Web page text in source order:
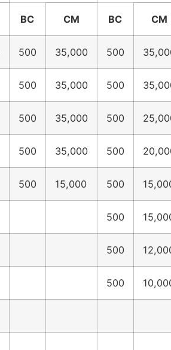
BC CM BC CM
500 35,000 500
500 35,000 500
500 35,000 500
500 35,000 500
500 15,000 500
500
500
500